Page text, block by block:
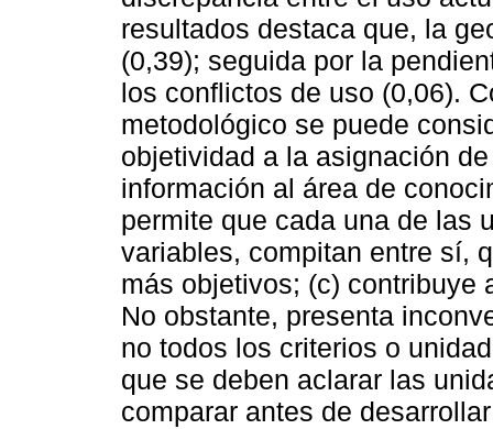
resultados destaca que, la
(0,39); seguida por la
los conflictos de uso (0,06).
metodológico se puede
objetividad a la asignación
información al área de
permite que cada una de las
variables, compitan entre sí,
más objetivos; (c) contribuye
No obstante, presenta
no todos los criterios o
que se deben aclarar las
comparar antes de